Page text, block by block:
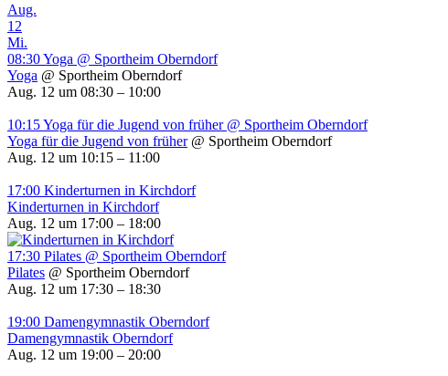
Aug.
12
Mi.
08:30Yoga @ Sportheim Oberndorf
Yoga @ Sportheim Oberndorf
Aug. 12 um 08:30 – 10:00
10:15Yoga für die Jugend von früher @ Sportheim Oberndorf
Yoga für die Jugend von früher @ Sportheim Oberndorf
Aug. 12 um 10:15 – 11:00
17:00 Kinderturnen in Kirchdorf
Kinderturnen in Kirchdorf
Aug. 12 um 17:00 – 18:00
17:30 Pilates @ Sportheim Oberndorf
Pilates @ Sportheim Oberndorf
Aug. 12 um 17:30 – 18:30
19:00 Damengymnastik Oberndorf
Damengymnastik Oberndorf
Aug. 12 um 19:00 – 20:00